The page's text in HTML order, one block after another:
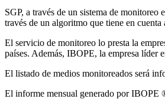
SGP, a través de un sistema de
través de un algoritmo que tiene en
El servicio de monitoreo lo presta la
países. Además, IBOPE, la empresa líder
El listado de medios monitoreados será
El informe mensual generado por IBOPE